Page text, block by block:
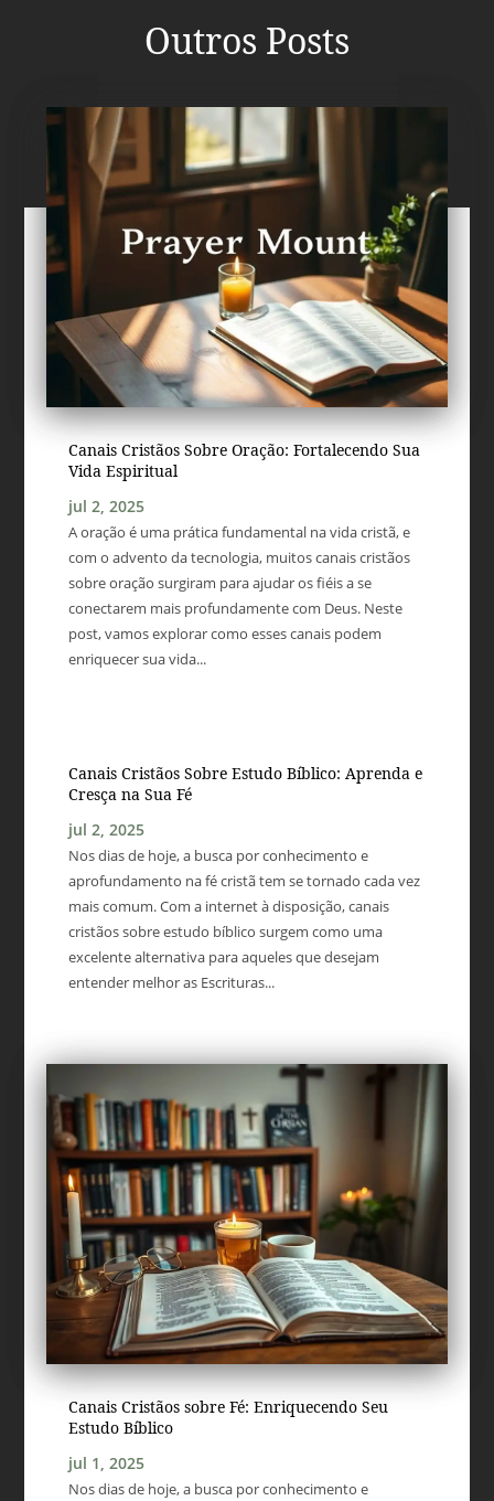
Outros Posts
Canais Cristãos Sobre Oração: Fortalecendo Sua
Vida Espiritual
jul 2, 2025
A oração é uma prática fundamental na vida cristã, e
com o advento da tecnologia, muitos canais cristãos
sobre oração surgiram para ajudar os fiéis a se
conectarem mais profundamente com Deus. Neste
post, vamos explorar como esses canais podem
enriquecer sua vida...
Canais Cristãos Sobre Estudo Bíblico: Aprenda e
Cresça na Sua Fé
jul 2, 2025
Nos dias de hoje, a busca por conhecimento e
aprofundamento na fé cristã tem se tornado cada vez
mais comum. Com a internet à disposição, canais
cristãos sobre estudo bíblico surgem como uma
excelente alternativa para aqueles que desejam
entender melhor as Escrituras...
Canais Cristãos sobre Fé: Enriquecendo Seu
Estudo Bíblico
jul 1, 2025
Nos dias de hoje, a busca por conhecimento e